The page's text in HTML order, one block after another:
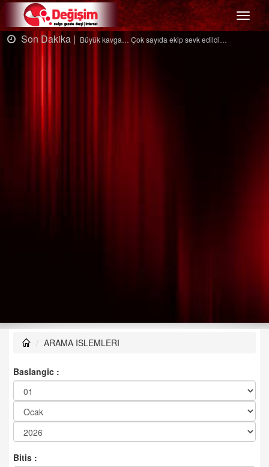
Menü
Son Dakika |Büyük kavga… Çok sayıda ekip sevk edildi…
ARAMA ISLEMLERI
Baslangic :
Bitis :